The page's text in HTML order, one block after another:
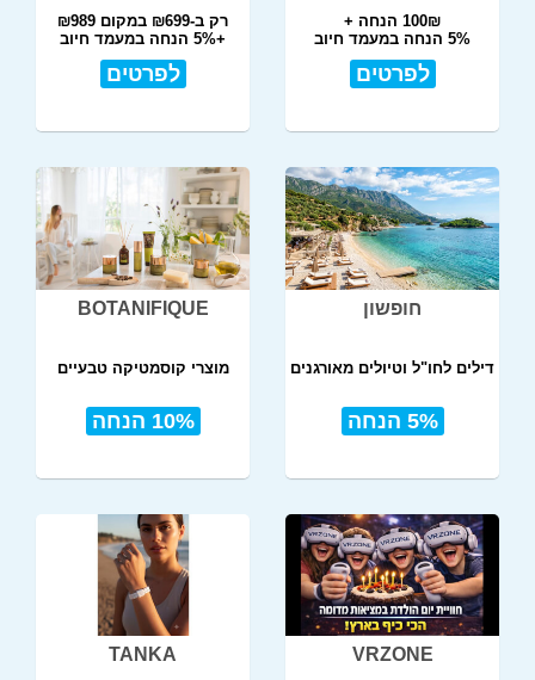
100₪ הנחה +
5% הנחה במעמד חיוב
לפרטים
רק ב-₪699 במקום ₪989
+5% הנחה במעמד חיוב
לפרטים
חופשון
דילים לחו"ל וטיולים מאורגנים
5% הנחה
BOTANIFIQUE
מוצרי קוסמטיקה טבעיים
10% הנחה
VRZONE
TANKA